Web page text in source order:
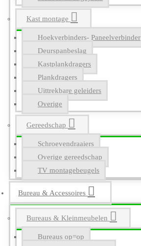
Kast montage
Hoekverbinders- Paneelverbinder
Deurspanbeslag
Kastplankdragers
Plankdragers
Uittrekbare geleiders
Overige
Gereedschap
Schroevendraaiers
Overige gereedschap
TV montagebeugels
Bureau & Accessoires
Bureaus & Kleinmeubelen
Bureaus op=op